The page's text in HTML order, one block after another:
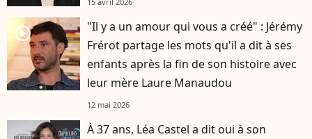
player2
"Il y a un amour qui vous a créé" : Jérémy
Frérot partage les mots qu'il a dit à ses
enfants après la fin de son histoire avec
leur mère Laure Manaudou
12 mai 2026
À 37 ans, Léa Castel a dit oui à son